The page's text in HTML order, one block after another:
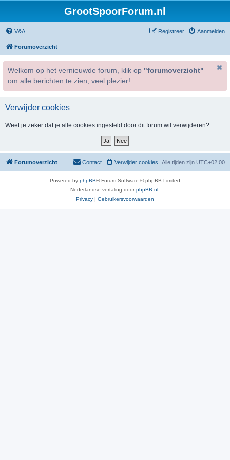
GrootSpoorForum.nl
V&A Aanmelden
Registreer
Forumoverzicht
Welkom op het vernieuwde forum, klik op "forumoverzicht"
om alle berichten te zien, veel plezier!
Verwijder cookies
Weet je zeker dat je alle cookies ingesteld door dit forum wil verwijderen?
Forumoverzicht Alle tijden zijn UTC+02:00
Verwijder cookies
Contact
Powered by phpBB® Forum Software © phpBB Limited
Nederlandse vertaling doorphpBB.nl
Privacy | Gebruikersvoorwaarden